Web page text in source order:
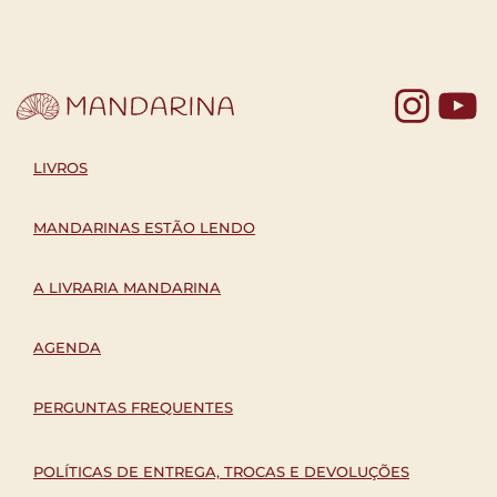
LIVROS
MANDARINAS ESTÃO LENDO
A LIVRARIA MANDARINA
AGENDA
PERGUNTAS FREQUENTES
POLÍTICAS DE ENTREGA, TROCAS E DEVOLUÇÕES